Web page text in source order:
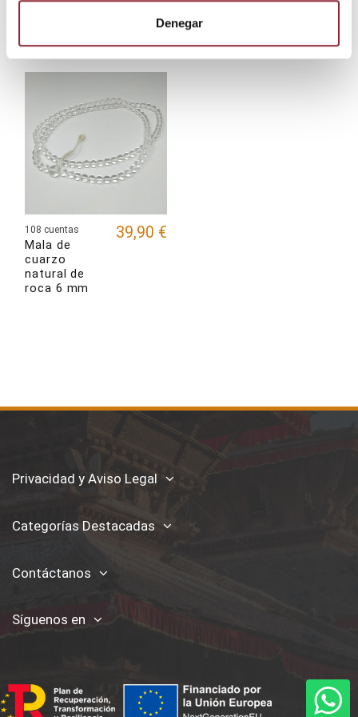
Denegar
producto también compraron:
108 cuentas
Mala de
cuarzo
natural de
roca 6 mm
39,90 €
Privacidad y Aviso Legal
Categorías Destacadas
Contáctanos
Síguenos en